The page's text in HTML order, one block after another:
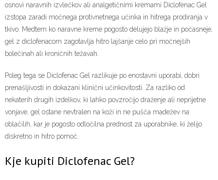
osnovi naravnih izvlečkov ali analgetičnimi kremami Diclofenac Gel
izstopa zaradi močnega protivnetnega učinka in hitrega prodiranja v
tkivo. Medtem ko naravne kreme pogosto delujejo blažje in počasneje,
gel z diclofenacom zagotavlja hitro lajšanje celo pri močnejših
bolečinah ali kroničnih težavah.
Poleg tega se Diclofenac Gel razlikuje po enostavni uporabi, dobri
prenašljivosti in dokazani klinični učinkovitosti. Za razliko od
nekaterih drugih izdelkov, ki lahko povzročijo draženje ali neprijetne
vonjave, gel ostane nevtralen na koži in ne pušča madežev na
oblačilih, kar je pogosto odločilna prednost za uporabnike, ki želijo
diskretno in hitro pomoč.
Kje kupiti Diclofenac Gel?